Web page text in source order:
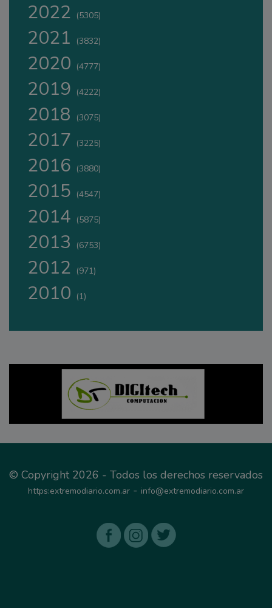
2022 (5305)
2021 (3832)
2020 (4777)
2019 (4222)
2018 (3075)
2017 (3225)
2016 (3880)
2015 (4547)
2014 (5875)
2013 (6753)
2012 (971)
2010 (1)
© Copyright 2026 - Todos los derechos reservados
https:extremodiario.com.ar - info@extremodiario.com.ar